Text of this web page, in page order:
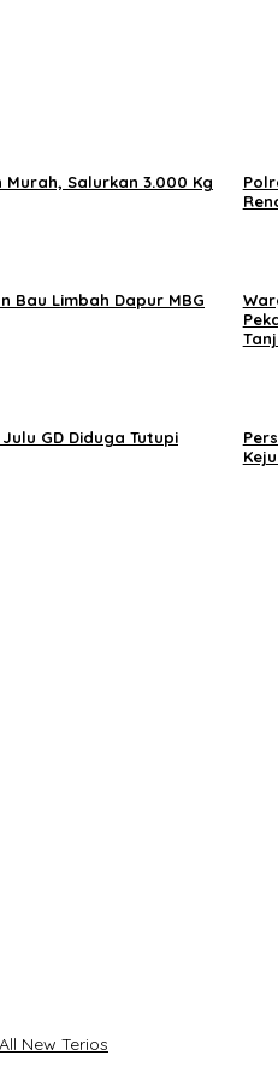
Salurkan 3.000 Kg
Bau Limbah Dapur MBG
GD Diduga Tutupi
New Terios